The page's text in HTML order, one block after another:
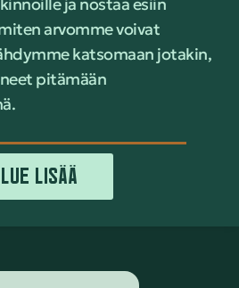
arvomme voivat
katsomaan jotakin,
pitämään
LUE LISÄÄ